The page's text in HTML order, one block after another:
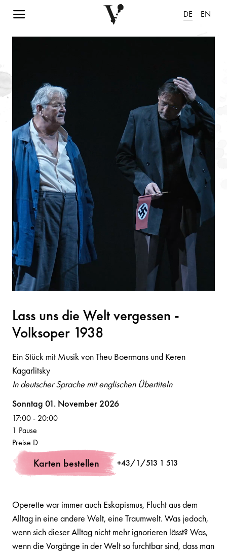
Navigation einblenden DE EN
Operette war immer auch Eskapismus, Flucht aus dem
Alltag in eine andere Welt, eine Traumwelt. Was jedoch,
wenn sich dieser Alltag nicht mehr ignorieren lässt? Was,
wenn die Vorgänge in der Welt so furchtbar sind, dass man
Lass uns die Welt vergessen -
Volksoper 1938
Ein Stück mit Musik von Theu Boermans und Keren
Kagarlitsky
In deutscher Sprache mit englischen Übertiteln
Volksoper
Sonntag 01. November 2026
17:00- 20:00
1 Pause
Preise D
Karten bestellen +43/1/513 1 513